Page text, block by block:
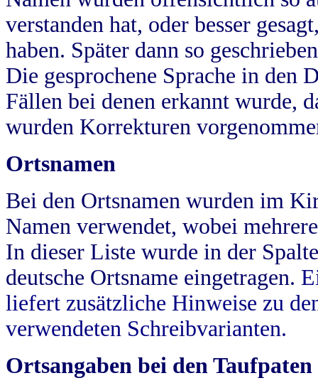
verstanden hat, oder besser
haben. Später dann so
Die gesprochene Sprache in
Fällen bei denen erkannt wurde,
wurden Korrekturen
Ortsnamen
Bei den Ortsnamen wurden im
Namen verwendet, wobei
In dieser Liste wurde in der
deutsche Ortsname eingetragen.
liefert zusätzliche Hinweise zu
verwendeten Schreibvarianten.
Ortsangaben bei den Taufpaten